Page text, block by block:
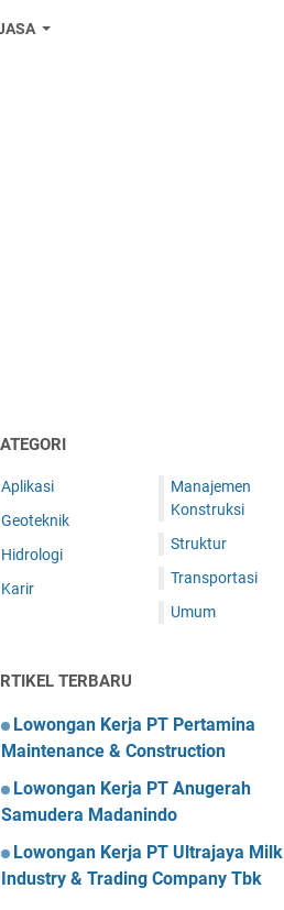
Aplikasi
Geoteknik
Hidrologi
Karir
Manajemen
Konstruksi
Struktur
Transportasi
Umum
TERBARU
Lowongan Kerja PT Pertamina
Maintenance & Construction
Lowongan Kerja PT Anugerah
Samudera Madanindo
Lowongan Kerja PT Ultrajaya Milk
Industry & Trading Company Tbk